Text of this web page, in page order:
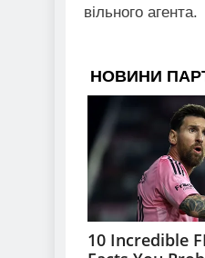
вільного агента.